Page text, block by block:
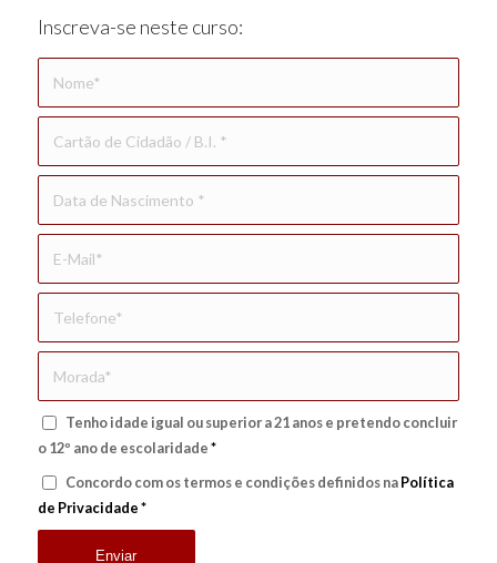
Inscreva-se neste curso:
Tenho idade igual ou superior a 21 anos e pretendo concluir
o 12º ano de escolaridade*
Concordo com os termos e condições definidos naPolítica
de Privacidade*